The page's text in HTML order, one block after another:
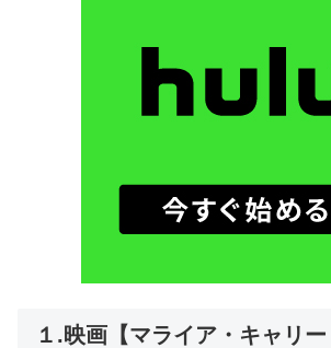
１.映画【マライア・キャリー